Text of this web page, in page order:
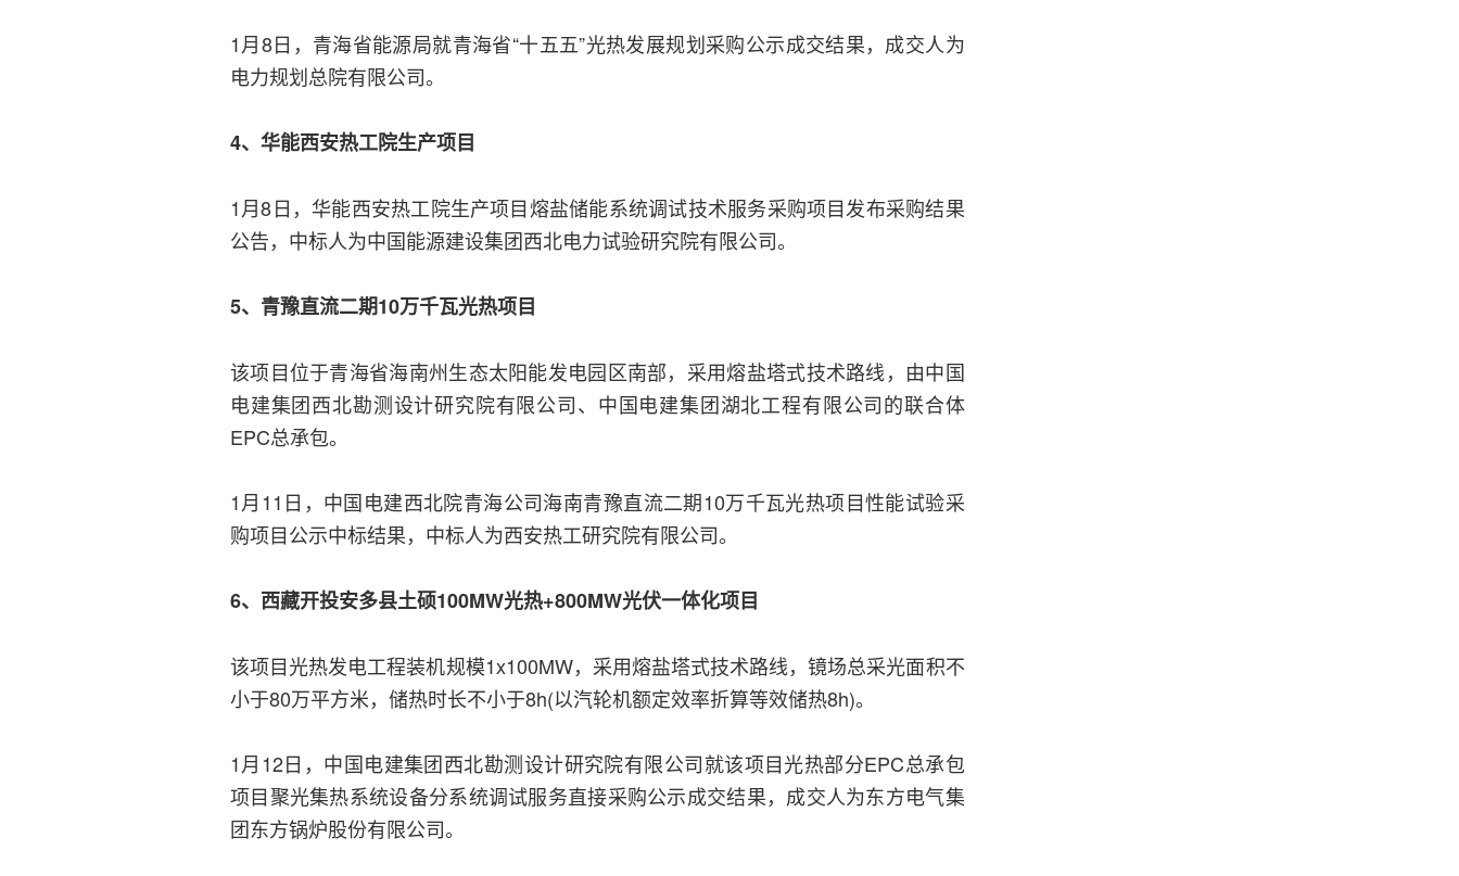
1月8日，青海省能源局就青海省“十五五”光热发展规划采购公示成交结果，成交人为
电力规划总院有限公司。
4、华能西安热工院生产项目
1月8日，华能西安热工院生产项目熔盐储能系统调试技术服务采购项目发布采购结果
公告，中标人为中国能源建设集团西北电力试验研究院有限公司。
5、青豫直流二期10万千瓦光热项目
该项目位于青海省海南州生态太阳能发电园区南部，采用熔盐塔式技术路线，由中国
电建集团西北勘测设计研究院有限公司、中国电建集团湖北工程有限公司的联合体
EPC总承包。
1月11日，中国电建西北院青海公司海南青豫直流二期10万千瓦光热项目性能试验采
购项目公示中标结果，中标人为西安热工研究院有限公司。
6、西藏开投安多县土硕100MW光热+800MW光伏一体化项目
该项目光热发电工程装机规模1x100MW，采用熔盐塔式技术路线，镜场总采光面积不
小于80万平方米，储热时长不小于8h(以汽轮机额定效率折算等效储热8h)。
1月12日，中国电建集团西北勘测设计研究院有限公司就该项目光热部分EPC总承包
项目聚光集热系统设备分系统调试服务直接采购公示成交结果，成交人为东方电气集
团东方锅炉股份有限公司。